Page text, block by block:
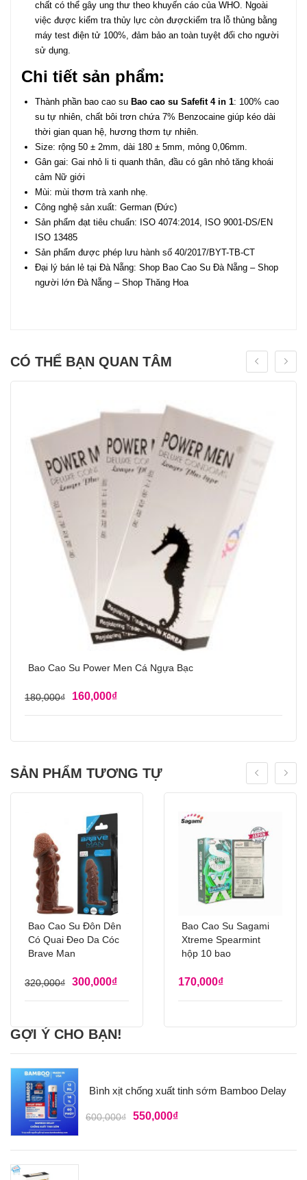
chất có thể gây ung thư theo khuyến cáo của WHO. Ngoài
việc được kiểm tra thủy lực còn đượckiểm tra lỗ thủng bằng
máy test điện tử 100%, đảm bảo an toàn tuyệt đối cho người
sử dụng.
Chi tiết sản phẩm:
Thành phần bao cao su Bao cao su Safefit 4 in 1: 100% cao
su tự nhiên, chất bôi trơn chứa 7% Benzocaine giúp kéo dài
thời gian quan hệ, hương thơm tự nhiên.
Size: rộng 50 ± 2mm, dài 180 ± 5mm, mỏng 0,06mm.
Gân gai: Gai nhỏ li ti quanh thân, đầu có gân nhỏ tăng khoái
cảm Nữ giới
Mùi: mùi thơm trà xanh nhẹ.
Công nghệ sản xuất: German (Đức)
Sản phẩm đạt tiêu chuẩn: ISO 4074:2014, ISO 9001-DS/EN
ISO 13485
Sản phẩm được phép lưu hành số 40/2017/BYT-TB-CT
Đại lý bán lẻ tại Đà Nẵng: Shop Bao Cao Su Đà Nẵng – Shop
người lớn Đà Nẵng – Shop Thăng Hoa
CÓ THỂ BẠN QUAN TÂM
Bao Cao Su Power Men Cá Ngựa Bạc
180,000₫ 160,000₫
SẢN PHẨM TƯƠNG TỰ
Bao Cao Su Đôn Dên
Có Quai Đeo Da Cóc
Brave Man
320,000₫ 300,000₫
Bao Cao Su Sagami
Xtreme Spearmint
hộp 10 bao
170,000₫
GỢI Ý CHO BẠN!
Bình xịt chống xuất tinh sớm Bamboo Delay
600,000₫ 550,000₫